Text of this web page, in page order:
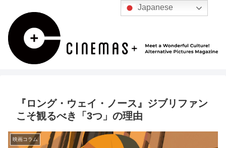
『ロング・ウェイ・ノース』ジブリファン
こそ観るべき「3つ」の理由
映画コラム
Japanese